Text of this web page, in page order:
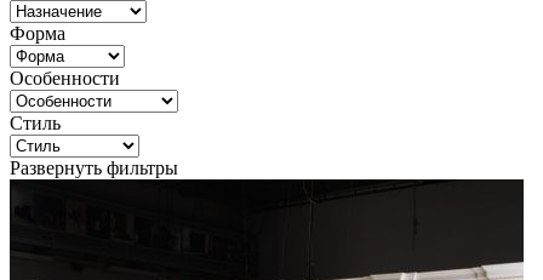
Форма
Особенности
Стиль
Развернуть фильтры